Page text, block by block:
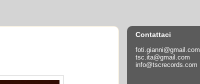
Contattaci
foti.gianni@gmail.com
tsc.ita@gmail.com
info@tscrecords.com